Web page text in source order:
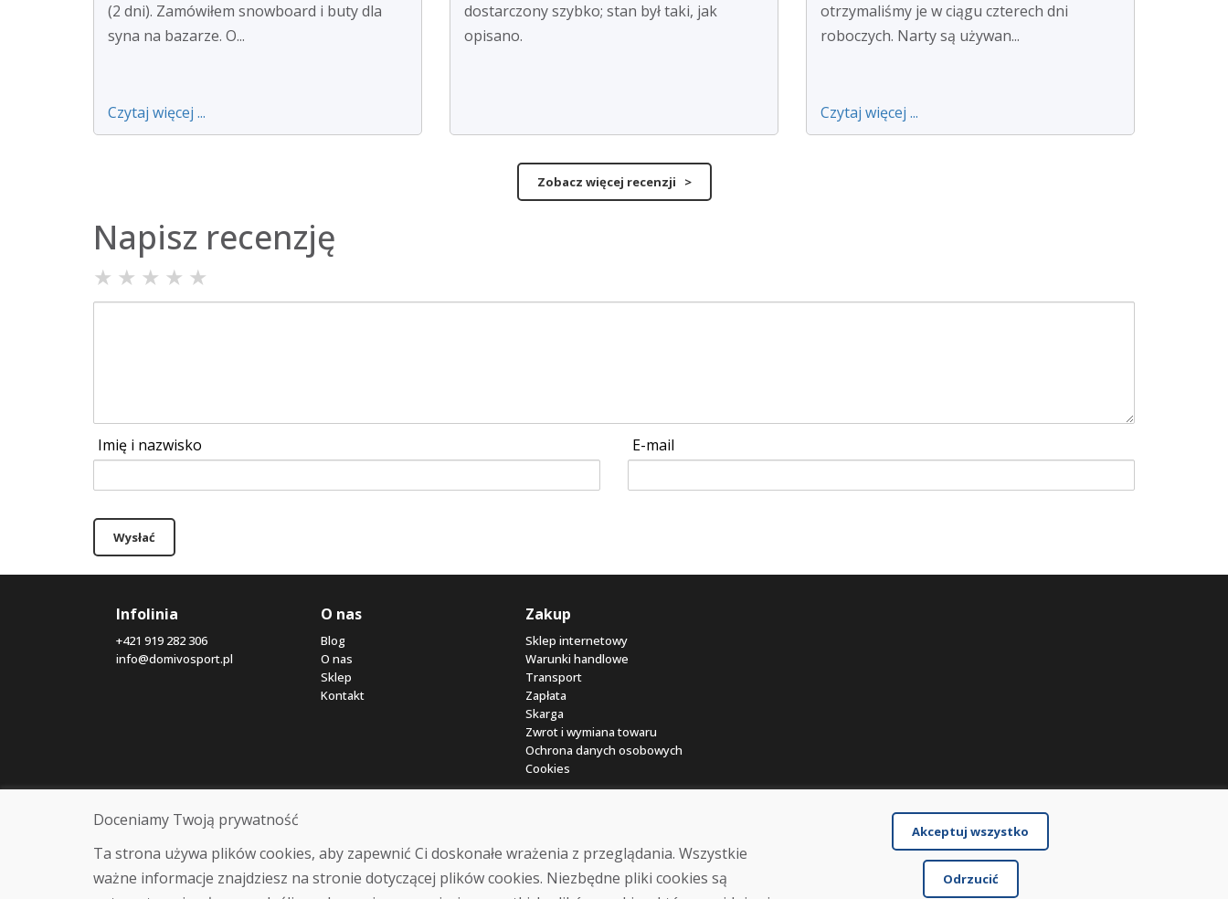
(2 dni). Zamówiłem snowboard i buty dla
syna na bazarze. O...
Czytaj więcej ...
dostarczony szybko; stan był taki, jak
opisano.
otrzymaliśmy je w ciągu czterech dni
roboczych. Narty są używan...
Czytaj więcej ...
Zobacz więcej recenzji >
Napisz recenzję
★ ★ ★ ★ ★
Imię i nazwisko E-mail
Wysłać
Infolinia
+421 919 282 306
info@domivosport.pl
O nas
Blog
O nas
Sklep
Kontakt
Zakup
Sklep internetowy
Warunki handlowe
Transport
Zapłata
Skarga
Zwrot i wymiana towaru
Ochrona danych osobowych
Cookies
Doceniamy Twoją prywatność
Ta strona używa plików cookies, aby zapewnić Ci doskonałe wrażenia z przeglądania. Wszystkie
ważne informacje znajdziesz na stronie dotyczącej plików cookies. Niezbędne pliki cookies są
Akceptuj wszystko
Odrzucić